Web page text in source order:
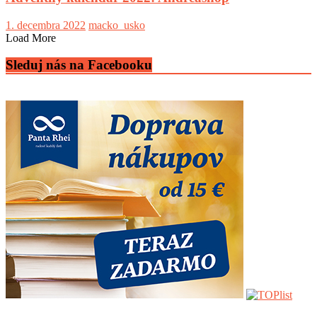
1. decembra 2022 macko_usko
Load More
Sleduj nás na Facebooku